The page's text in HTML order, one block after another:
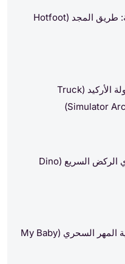
بيسبول القدم الساخنة: طريق المجد (Hotfoot
محاكي الشاحنات: بطولة الأركيد (Truck
Simulator
اندفاع الديناصور: تحدي الركض السريع (Dino
صغير اليونيكورن: رعاية المهر السحري (My Baby